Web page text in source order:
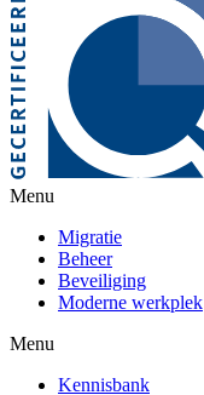
Menu
Migratie
Beheer
Beveiliging
Moderne werkplek
Menu
Kennisbank